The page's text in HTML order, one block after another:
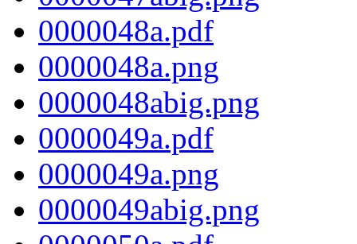
0000048a.pdf
0000048a.png
0000048abig.png
0000049a.pdf
0000049a.png
0000049abig.png